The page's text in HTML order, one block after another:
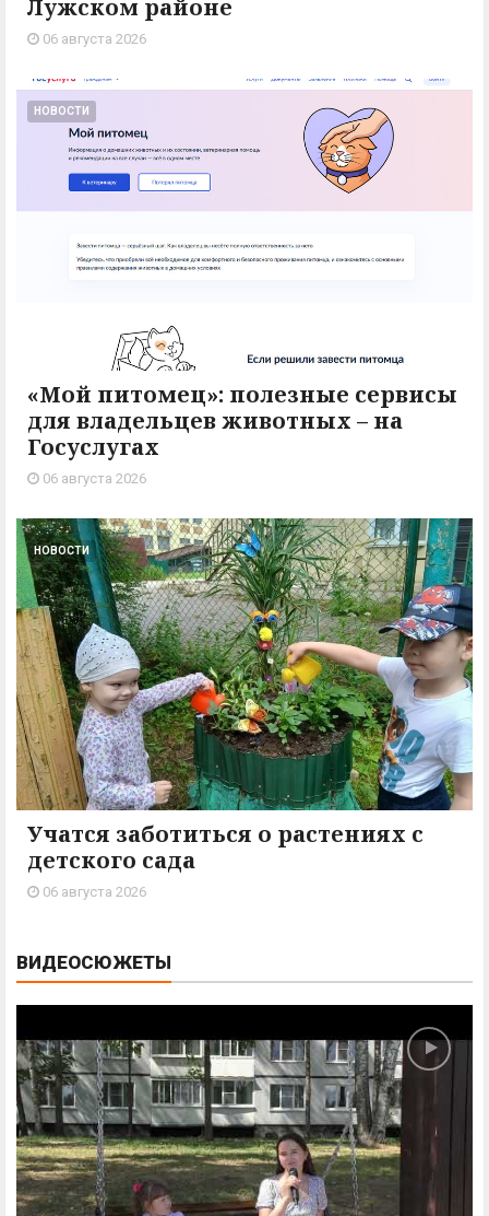
Лужском районе
06 августа 2026
НОВОСТИ
«Мой питомец»: полезные сервисы
для владельцев животных – на
Госуслугах
06 августа 2026
НОВОСТИ
Учатся заботиться о растениях с
детского сада
06 августа 2026
ВИДЕОСЮЖЕТЫ